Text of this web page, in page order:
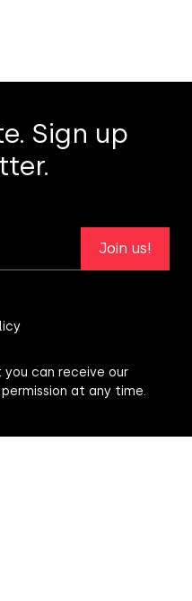
Sign up
Join us!
can receive our
at any time.